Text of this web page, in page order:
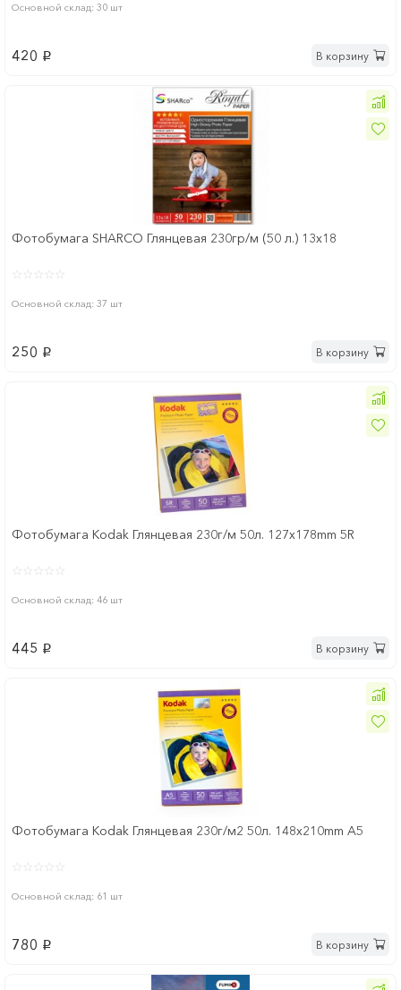
Основной склад: 30 шт
420 p В корзину
Фотобумага SHARCO Глянцевая 230гр/м (50 л.) 13х18
Основной склад: 37 шт
250 p В корзину
Фотобумага Kodak Глянцевая 230г/м 50л. 127х178mm 5R
Основной склад: 46 шт
445 p В корзину
Фотобумага Kodak Глянцевая 230г/м2 50л. 148x210mm А5
Основной склад: 61 шт
780 p В корзину